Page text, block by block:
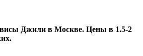
Джили в Москве. Цены в 1.5-2